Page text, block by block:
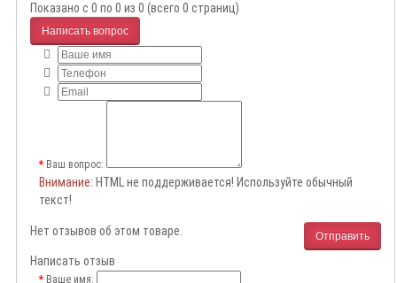
Показано с 0 по 0 из 0 (всего 0 страниц)
Написать вопрос
Ваш вопрос:
Внимание: HTML не поддерживается! Используйте обычный
текст!
Отправить
Нет отзывов об этом товаре.
Написать отзыв
Ваше имя: